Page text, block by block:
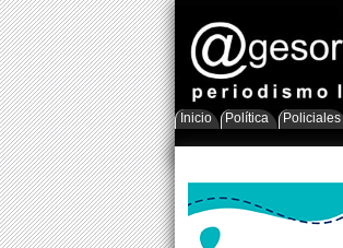
Inicio Política Policiales